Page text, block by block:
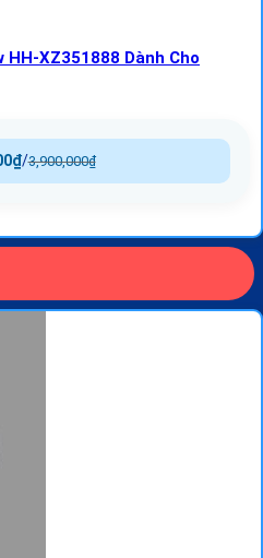
XZ351888 Dành Cho
3,900,000₫
/
₫